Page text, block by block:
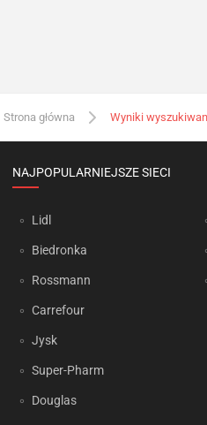
Strona główna Wyniki
NAJPOPULARNIEJSZE SIECI
Lidl
Biedronka
Rossmann
Carrefour
Jysk
Super-Pharm
Douglas